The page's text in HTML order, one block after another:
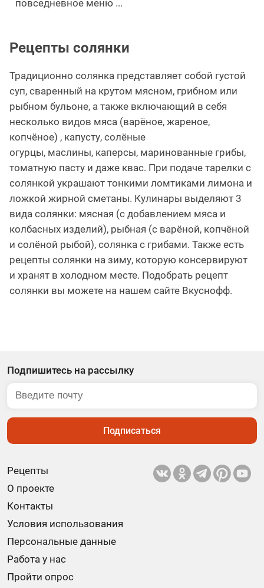
повседневное меню ...
Рецепты солянки
Традиционно солянка представляет собой густой
суп, сваренный на крутом мясном, грибном или
рыбном бульоне, а также включающий в себя
несколько видов мяса (варёное, жареное,
копчёное) , капусту, солёные
огурцы, маслины, каперсы, маринованные грибы,
томатную пасту и даже квас. При подаче тарелки с
солянкой украшают тонкими ломтиками лимона и
ложкой жирной сметаны. Кулинары выделяют 3
вида солянки: мясная (с добавлением мяса и
колбасных изделий), рыбная (с варёной, копчёной
и солёной рыбой), солянка с грибами. Также есть
рецепты солянки на зиму, которую консервируют
и хранят в холодном месте. Подобрать рецепт
солянки вы можете на нашем сайте Вкуснофф.
Рецепты
О проекте
Контакты
Условия использования
Персональные данные
Работа у нас
Пройти опрос
Подпишитесь на рассылку
Подписаться